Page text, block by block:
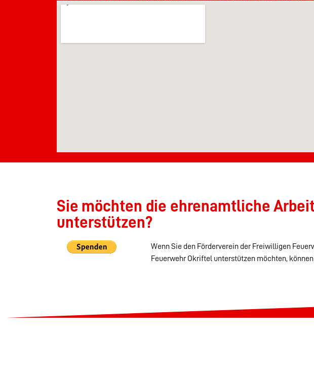
Sie möchten die ehrenamtliche
unterstützen?
Wenn Sie den Förderverein der Freiwilligen
Feuerwehr Okriftel unterstützen möchten,